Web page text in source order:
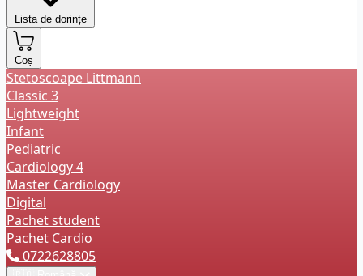
Lista de dorințe
Coș
Stetoscoape Littmann
Classic 3
Lightweight
Infant
Pediatric
Cardiology 4
Master Cardiology
Digital
Pachet student
Pachet Cardio
0722628805